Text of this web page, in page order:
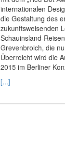
internationalen
die Gestaltung des
zukunftsweisenden
Schauinsland-
Grevenbroich, die
Überreicht wird die
2015 im Berliner
[...]